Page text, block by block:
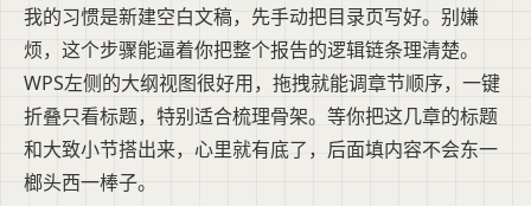
我的习惯是新建空白文稿，先手动把目录页写好。别嫌
烦，这个步骤能逼着你把整个报告的逻辑链条理清楚。
WPS左侧的大纲视图很好用，拖拽就能调章节顺序，一键
折叠只看标题，特别适合梳理骨架。等你把这几章的标题
和大致小节搭出来，心里就有底了，后面填内容不会东一
榔头西一棒子。